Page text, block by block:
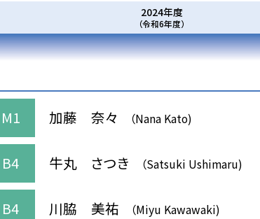
2024年度
（令和6年度）
M1 加藤 奈々 （Nana Kato)
B4 牛丸 さつき （Satsuki Ushimaru)
B4 川脇 美祐 （Miyu Kawawaki)